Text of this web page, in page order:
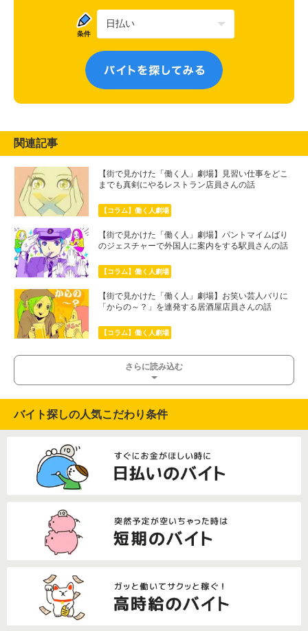
関連記事
【街で見かけた「働く人」劇場】見習い仕事をどこ
までも真剣にやるレストラン店員さんの話
【コラム】働く人劇場
【街で見かけた「働く人」劇場】パントマイムばり
のジェスチャーで外国人に案内をする駅員さんの話
【コラム】働く人劇場
【街で見かけた「働く人」劇場】お笑い芸人バリに
「からの～？」を連発する居酒屋店員さんの話
【コラム】働く人劇場
さらに読み込む
バイト探しの人気こだわり条件